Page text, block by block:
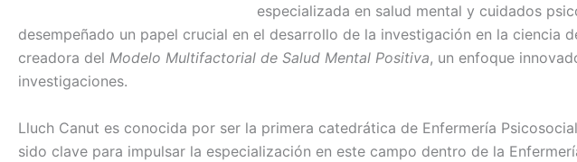
e
b
o
o
k
er l
e
dI
s
A
p
ar
especializada en salud mental y cuidados
desempeñado un papel crucial en el desarrollo de la investigación en la ciencia
creadora del Modelo Multifactorial de Salud Mental Positiva, un enfoque
investigaciones.
Lluch Canut es conocida por ser la primera catedrática de Enfermería
sido clave para impulsar la especialización en este campo dentro de la